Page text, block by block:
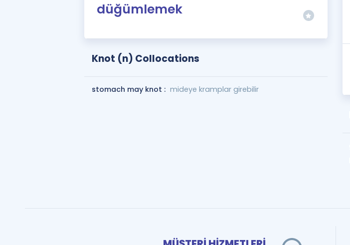
düğümlemek
Knot (n) Collocations
stomach may knot : mideye kramplar girebilir